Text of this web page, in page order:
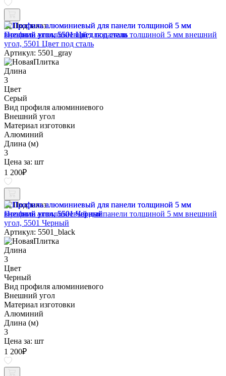
Под заказ
Профиль алюминиевый для панели толщиной 5 мм внешний
угол, 5501 Цвет под сталь
Артикул: 5501_gray
Длина
3
Цвет
Серый
Вид профиля алюминиевого
Внешний угол
Материал изготовки
Алюминий
Длина (м)
3
Цена за: шт
1 200₽
Под заказ
Профиль алюминиевый для панели толщиной 5 мм внешний
угол, 5501 Черный
Артикул: 5501_black
Длина
3
Цвет
Черный
Вид профиля алюминиевого
Внешний угол
Материал изготовки
Алюминий
Длина (м)
3
Цена за: шт
1 200₽